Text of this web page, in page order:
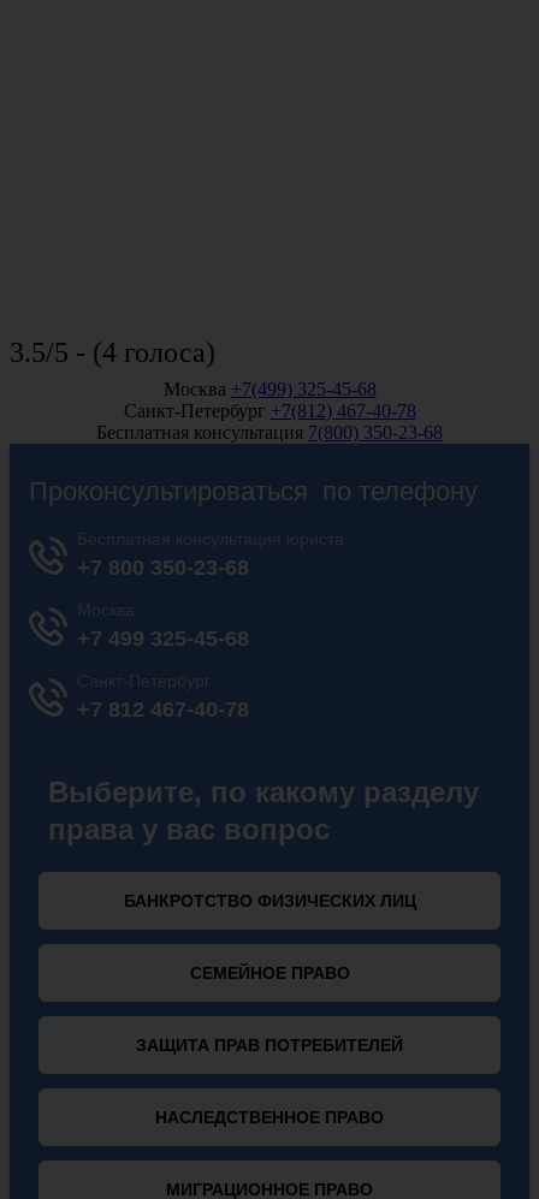
3.5/5 - (4 голоса)
Москва +7(499) 325-45-68
Санкт-Петербург +7(812) 467-40-78
Бесплатная консультация 7(800) 350-23-68